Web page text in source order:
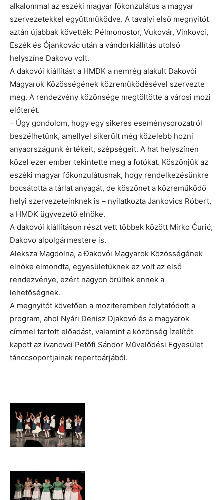
alkalommal az eszéki magyar főkonzulátus a magyar
szervezetekkel együttműködve. A tavalyi első megnyitót
aztán újabbak követték: Pélmonostor, Vukovár, Vinkovci,
Eszék és Ójankovác után a vándorkiállítás utolsó
helyszíne Đakovo volt.
A đakovói kiállítást a HMDK a nemrég alakult Đakovói
Magyarok Közösségének közreműködésével szervezte
meg. A rendezvény közönsége megtöltötte a városi mozi
előterét.
– Úgy gondolom, hogy egy sikeres eseménysorozatról
beszélhetünk, amellyel sikerült még közelebb hozni
anyaországunk értékeit, szépségeit. A hat helyszínen
közel ezer ember tekintette meg a fotókat. Köszönjük az
eszéki magyar főkonzulátusnak, hogy rendelkezésünkre
bocsátotta a tárlat anyagát, de köszönet a közreműködő
helyi szervezeteinknek is – nyilatkozta Jankovics Róbert,
a HMDK ügyvezető elnöke.
A đakovói kiállításon részt vett többek között Mirko Ćurić,
Đakovo alpolgármestere is.
Aleksza Magdolna, a Đakovói Magyarok Közösségének
elnöke elmondta, egyesületüknek ez volt az első
rendezvénye, ezért nagyon örültek ennek a
lehetőségnek.
A megnyitót követően a moziteremben folytatódott a
program, ahol Nyári Denisz Djakovó és a magyarok
címmel tartott előadást, valamint a közönség ízelítőt
kapott az ivanovci Petőfi Sándor Művelődési Egyesület
tánccsoportjainak repertoárjából.